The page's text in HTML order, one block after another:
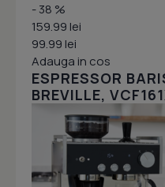
- 38 %
159.99 lei
99.99 lei
Adauga in cos
ESPRESSOR
BREVILLE,